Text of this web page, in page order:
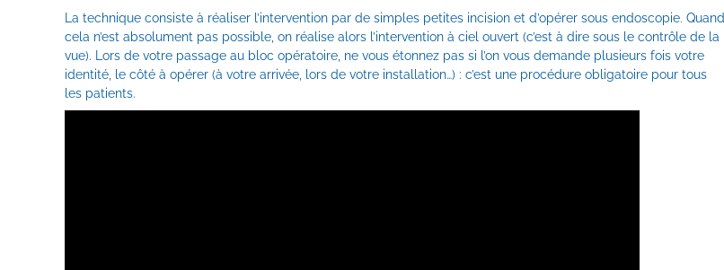
La technique consiste à réaliser l’intervention par de simples petites incision et d’opérer sous endoscopie. Quand
cela n’est absolument pas possible, on réalise alors l’intervention à ciel ouvert (c’est à dire sous le contrôle de la
vue). Lors de votre passage au bloc opératoire, ne vous étonnez pas si l’on vous demande plusieurs fois votre
identité, le côté à opérer (à votre arrivée, lors de votre installation…) : c’est une procédure obligatoire pour tous
les patients.